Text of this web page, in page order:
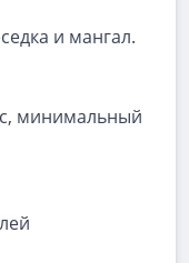
и мангал.
минимальный